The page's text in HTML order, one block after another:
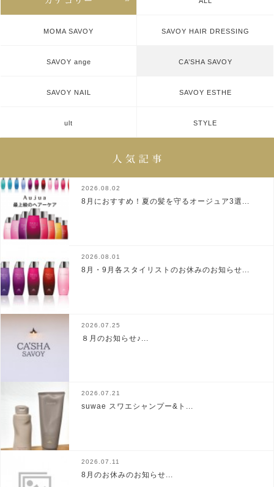
MOMA SAVOY SAVOY HAIR DRESSING
SAVOY ange CA’SHA SAVOY
SAVOY NAIL SAVOY ESTHE
ult STYLE
2026.08.02
8月におすすめ！夏の髪を守るオージュア3選...
2026.08.01
8月・9月各スタイリストのお休みのお知らせ...
2026.07.25
８月のお知らせ♪...
2026.07.21
suwae スワエシャンプー&ト...
2026.07.11
8月のお休みのお知らせ...